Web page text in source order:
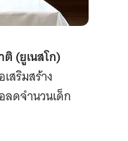
(ยูเนสโก)
สริมสร้าง
ดจำนวนเด็ก